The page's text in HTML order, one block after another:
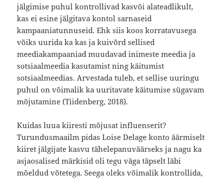
jälgimise puhul kontrollivad kasvõi alateadlikult,
kas ei esine jälgitava kontol sarnaseid
kampaaniatunnuseid. Ehk siis koos korratavusega
võiks uurida ka kas ja kuivõrd sellised
meediakampaaniad muudavad inimeste meedia ja
sotsiaalmeedia kasutamist ning käitumist
sotsiaalmeedias. Arvestada tuleb, et sellise uuringu
puhul on võimalik ka uuritavate käitumise sügavam
mõjutamine (Tiidenberg, 2018).
Kuidas luua kiiresti mõjusat influenserit?
Turundusmaailm pidas Loise Delage konto äärmiselt
kiiret jälgijate kasvu tähelepanuväärseks ja nagu ka
asjaosalised märkisid oli tegu väga täpselt läbi
mõeldud võtetega. Seega oleks võimalik kontrollida,